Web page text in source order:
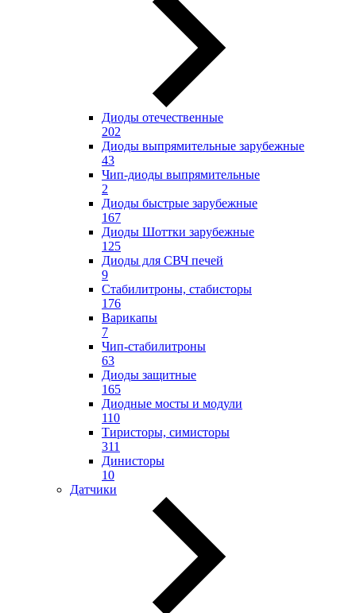
Диоды отечественные
202
Диоды выпрямительные зарубежные
43
Чип-диоды выпрямительные
2
Диоды быстрые зарубежные
167
Диоды Шоттки зарубежные
125
Диоды для СВЧ печей
9
Стабилитроны, стабисторы
176
Варикапы
7
Чип-стабилитроны
63
Диоды защитные
165
Диодные мосты и модули
110
Тиристоры, симисторы
311
Динисторы
10
Датчики